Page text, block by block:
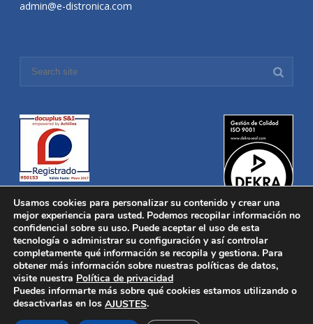
admin@e-distronica.com
Distronica © 2016 Todos los derechos reservados.Aviso legal
Política de privacidad|Política de Cookies
Desarrollado porNucleosoft
Inicio
Quiénes Somos
Usamos cookies para personalizar su contenido y crear una
mejor experiencia para usted. Podemos recopilar información no
confidencial sobre su uso. Puede aceptar el uso de esta
tecnología o administrar su configuración y así controlar
completamente qué información se recopila y gestiona. Para
obtener más información sobre nuestras políticas de datos,
visite nuestra Política de privacidad
Puedes informarte más sobre qué cookies estamos utilizando o
desactivarlas en los AJUSTES.